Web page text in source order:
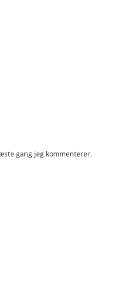
gang jeg kommenterer.